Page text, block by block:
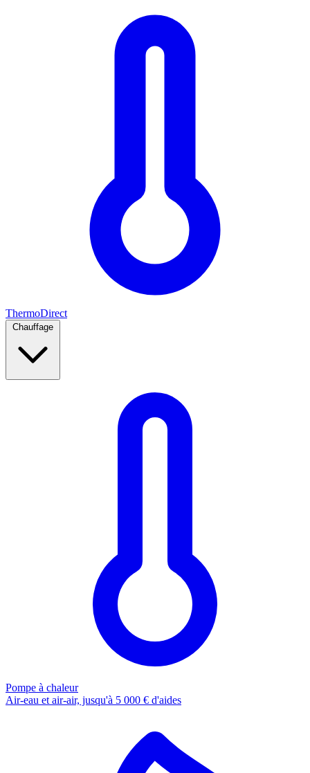
ThermoDirect
Pompe à chaleur
Air-eau et air-air, jusqu'à 5 000 € d'aides